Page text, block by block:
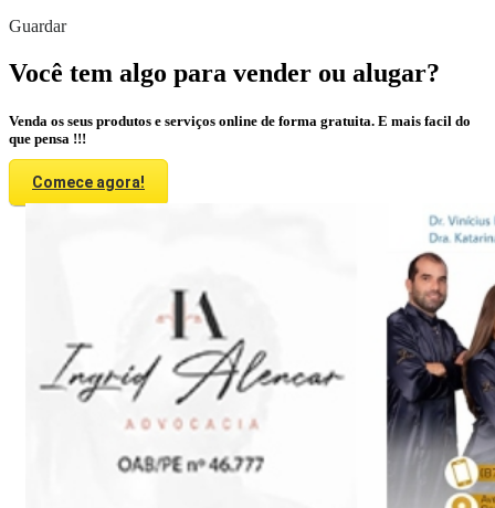
Guardar
Você tem algo para vender ou alugar?
Venda os seus produtos e serviços online de forma gratuita. E mais facil do
que pensa !!!
Comece agora!